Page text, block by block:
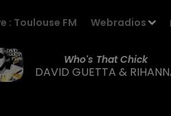
: Toulouse FM Webradios
Who's That Chick
DAVID GUETTA &